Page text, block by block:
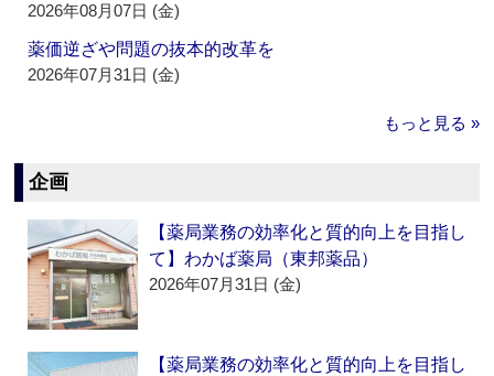
2026年08月07日 (金)
薬価逆ざや問題の抜本的改革を
2026年07月31日 (金)
もっと見る »
企画
【薬局業務の効率化と質的向上を目指し
て】わかば薬局（東邦薬品）
2026年07月31日 (金)
【薬局業務の効率化と質的向上を目指し